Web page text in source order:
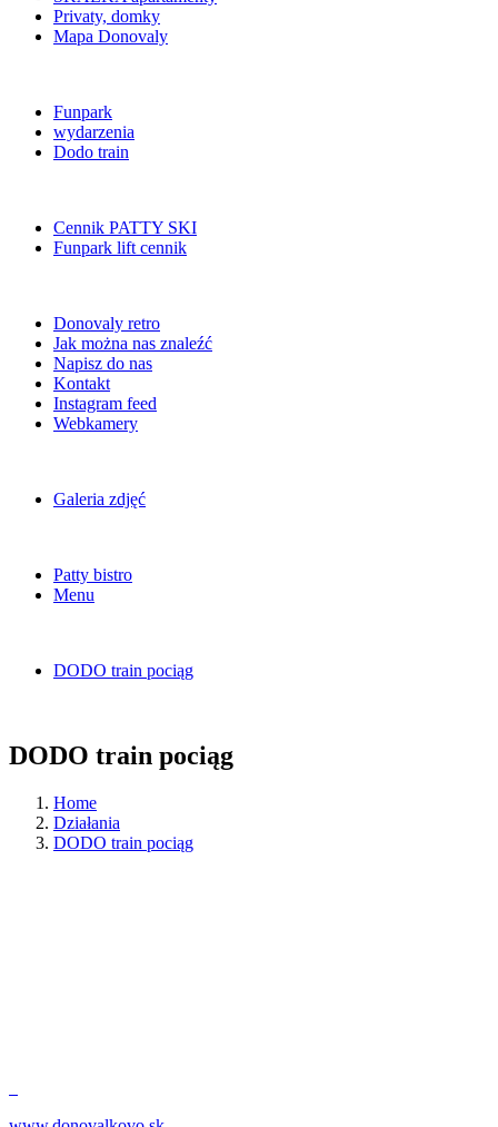
Privaty, domky
Mapa Donovaly
Funpark
wydarzenia
Dodo train
Cennik PATTY SKI
Funpark lift cennik
Donovaly retro
Jak można nas znaleźć
Napisz do nas
Kontakt
Instagram feed
Webkamery
Galeria zdjęć
Patty bistro
Menu
DODO train pociąg
DODO train pociąg
Home
Działania
DODO train pociąg